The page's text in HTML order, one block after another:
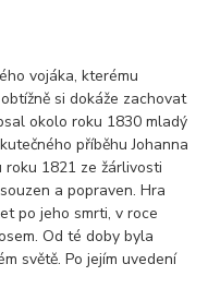
vojáka, kterému
si dokáže zachovat
okolo roku 1830 mladý
příběhu Johanna
roku 1821 ze žárlivosti
a popraven. Hra
po jeho smrti, v roce
Od té doby byla
světě. Po jejím uvedení